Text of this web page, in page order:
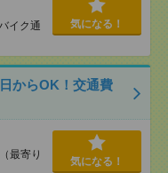
イク通
気になる！
からOK！交通費
最寄り
気になる！